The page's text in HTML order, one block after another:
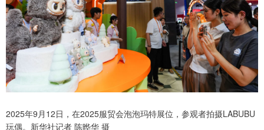
2025年9月12日，在2025服贸会泡泡玛特展位，参观者拍摄LABUBU
玩偶。新华社记者 陈晔华 摄